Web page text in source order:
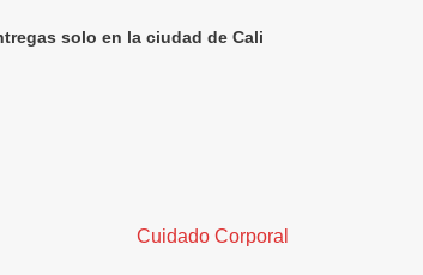
solo en la ciudad de Cali
Cuidado Corporal